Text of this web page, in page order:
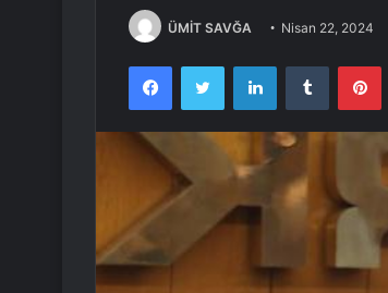
ÜMİT SAVĞA Nisan 22, 2024
FacebookTwitter LinkedInTumblr